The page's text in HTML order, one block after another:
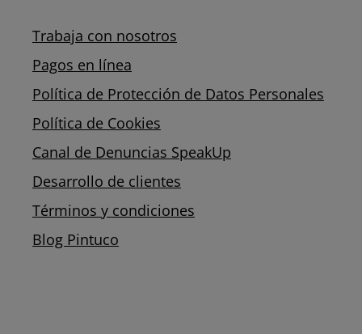
Trabaja con nosotros
Pagos en línea
Política de Protección de Datos Personales
Política de Cookies
Canal de Denuncias SpeakUp
Desarrollo de clientes
Términos y condiciones
Blog Pintuco